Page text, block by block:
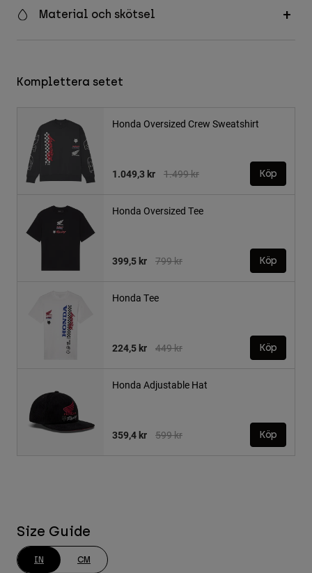
Material och skötsel
Komplettera setet
Honda Oversized Crew Sweatshirt
Price reduced from
1.499 krto
1.049,3 kr Köp
Honda Oversized Tee
Price reduced from
799 krto
399,5 kr Köp
Honda Tee
Price reduced from
449 krto
224,5 kr Köp
Honda Adjustable Hat
Price reduced from
599 krto
359,4 kr Köp
Size Guide
IN CM